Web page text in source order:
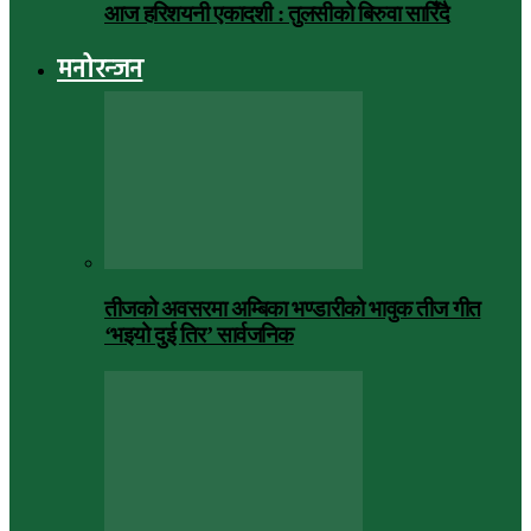
आज हरिशयनी एकादशी : तुलसीको बिरुवा सारिँदै
मनोरन्जन
तीजको अवसरमा अम्बिका भण्डारीको भावुक तीज गीत
‘भइयो दुई तिर’ सार्वजनिक